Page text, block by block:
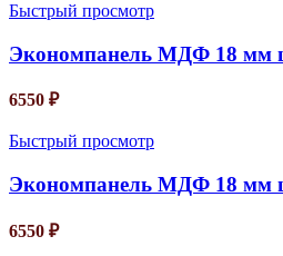
Быстрый просмотр
Экономпанель МДФ 18 мм
6550 ₽
Быстрый просмотр
Экономпанель МДФ 18 мм
6550 ₽